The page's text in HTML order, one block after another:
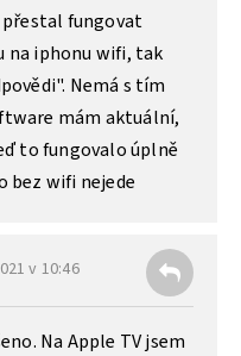
přestal fungovat
na iphonu wifi, tak
Nemá s tím
mám aktuální,
to fungovalo úplně
bez wifi nejede
v 10:46
Na Apple TV jsem